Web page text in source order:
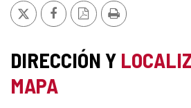
León
X FacebookVersión
PDF
Imprimir
DIRECCIÓN Y
MAPA